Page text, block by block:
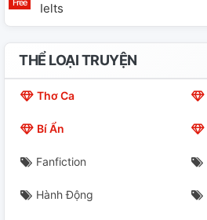
Ielts
THỂ LOẠI TRUYỆN
Thơ Ca
Bí Ẩn
Fanfiction
Hành Động